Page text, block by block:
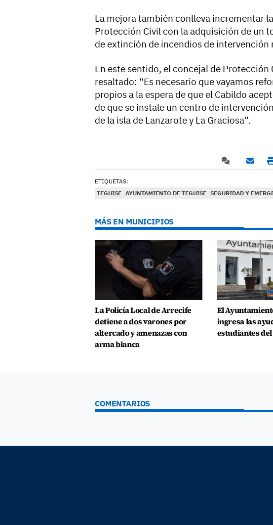
La mejora también conlleva incrementar
Protección Civil con la adquisición de un
de extinción de incendios de intervención
En este sentido, el concejal de Protección
resaltado: “Es necesario que vayamos
propios a la espera de que el Cabildo
de que se instale un centro de
de la isla de Lanzarote y La Graciosa”.
ETIQUETAS:
TEGUISE AYUNTAMIENTO DE TEGUISE SEGURIDAD Y
MÁS EN MUNICIPIOS
La Policía Local de Arrecife
detiene a dos varones por
altercado y amenazas con
arma blanca
El
ingresa las
estudiantes
COMENTARIOS